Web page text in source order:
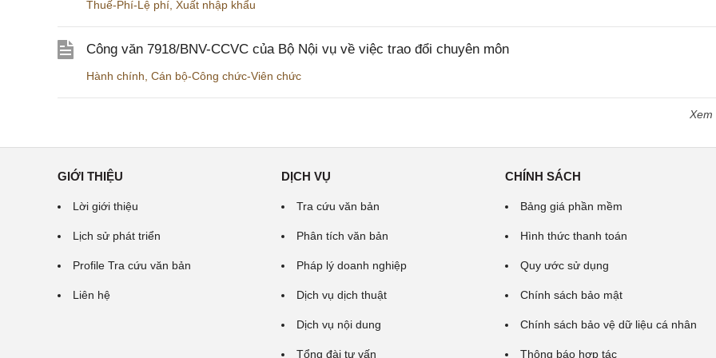
Thuế-Phí-Lệ phí Xuất nhập khẩu
Công văn 7918/BNV-CCVC của Bộ Nội vụ về việc trao đổi chuyên môn
Hành chính Cán bộ-Công chức-Viên chức
GIỚI THIỆU
Lời giới thiệu
Lịch sử phát triển
Profile Tra cứu văn bản
Liên hệ
DỊCH VỤ
Tra cứu văn bản
Phân tích văn bản
Pháp lý doanh nghiệp
Dịch vụ dịch thuật
Dịch vụ nội dung
Tổng đài tư vấn
CHÍNH SÁCH
Bảng giá phần mềm
Hình thức thanh toán
Quy ước sử dụng
Chính sách bảo mật
Chính sách bảo vệ dữ liệu cá nhân
Thông báo hợp tác